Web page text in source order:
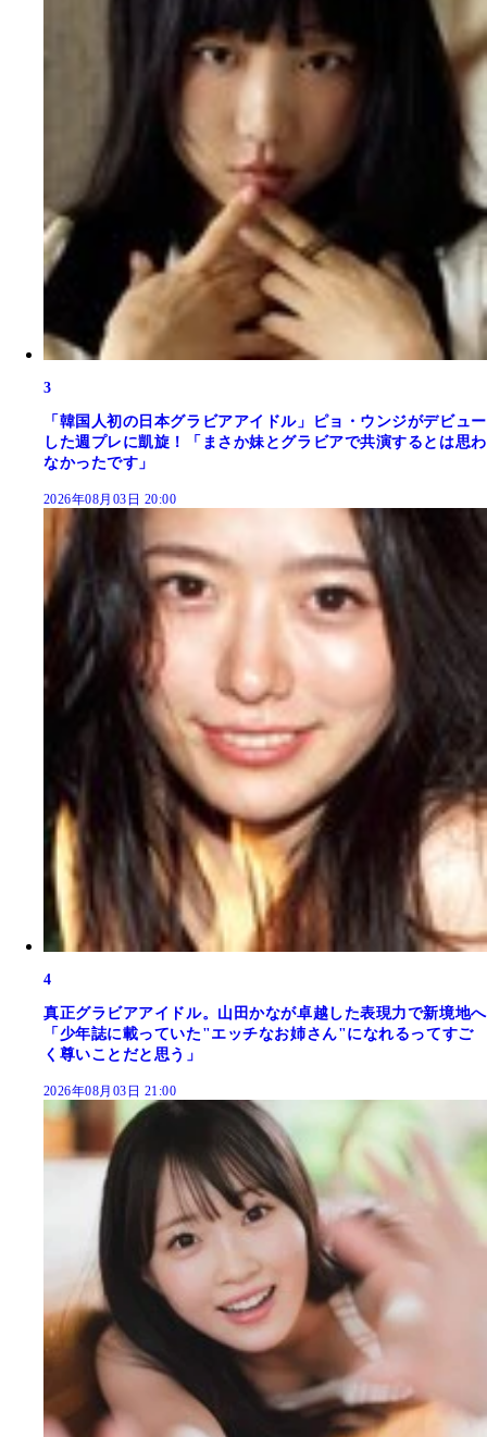
3
「韓国人初の日本グラビアアイドル」ピョ・ウンジがデビュー
した週プレに凱旋！「まさか妹とグラビアで共演するとは思わ
なかったです」
2026年08月03日 20:00
4
真正グラビアアイドル。山田かなが卓越した表現力で新境地へ
「少年誌に載っていた"エッチなお姉さん"になれるってすご
く尊いことだと思う」
2026年08月03日 21:00